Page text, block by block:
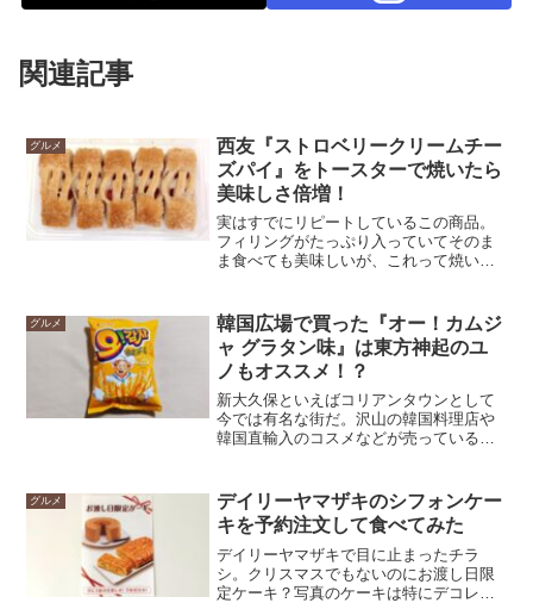
関連記事
グルメ
西友『ストロベリークリームチー
ズパイ』をトースターで焼いたら
美味しさ倍増！
実はすでにリピートしているこの商品。
フィリングがたっぷり入っていてそのま
ま食べても美味しいが、これって焼いた
ま食べるのと焼いた時の違いなどをレポ
していく。
グルメ
韓国広場で買った『オー！カムジ
ャ グラタン味』は東方神起のユ
ノもオススメ！？
新大久保といえばコリアンタウンとして
今では有名な街だ。沢山の韓国料理店や
韓国直輸入のコスメなどが売っている。
だ。そこで韓国食材スーパーとして名高
い「韓国広場」へ行ってみることに。店
に入って菓子売り場コーナーに行くと
「東方神起のユノもおすすめ！」とポッ
プに書いてあるスナック菓子がある。本
当にオススメしているのか？勝手に名を
グルメ
デイリーヤマザキのシフォンケー
キを予約注文して食べてみた
デイリーヤマザキで目に止まったチラ
シ。クリスマスでもないのにお渡し日限
定ケーキ？写真のケーキは特にデコレー